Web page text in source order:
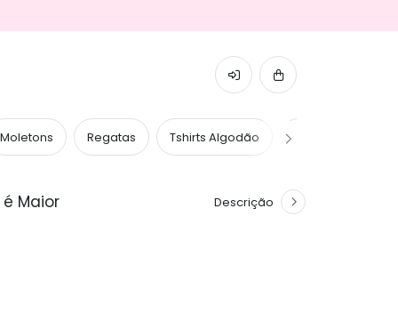
Moletons Regatas Tshirts Algodão
é Maior Descrição